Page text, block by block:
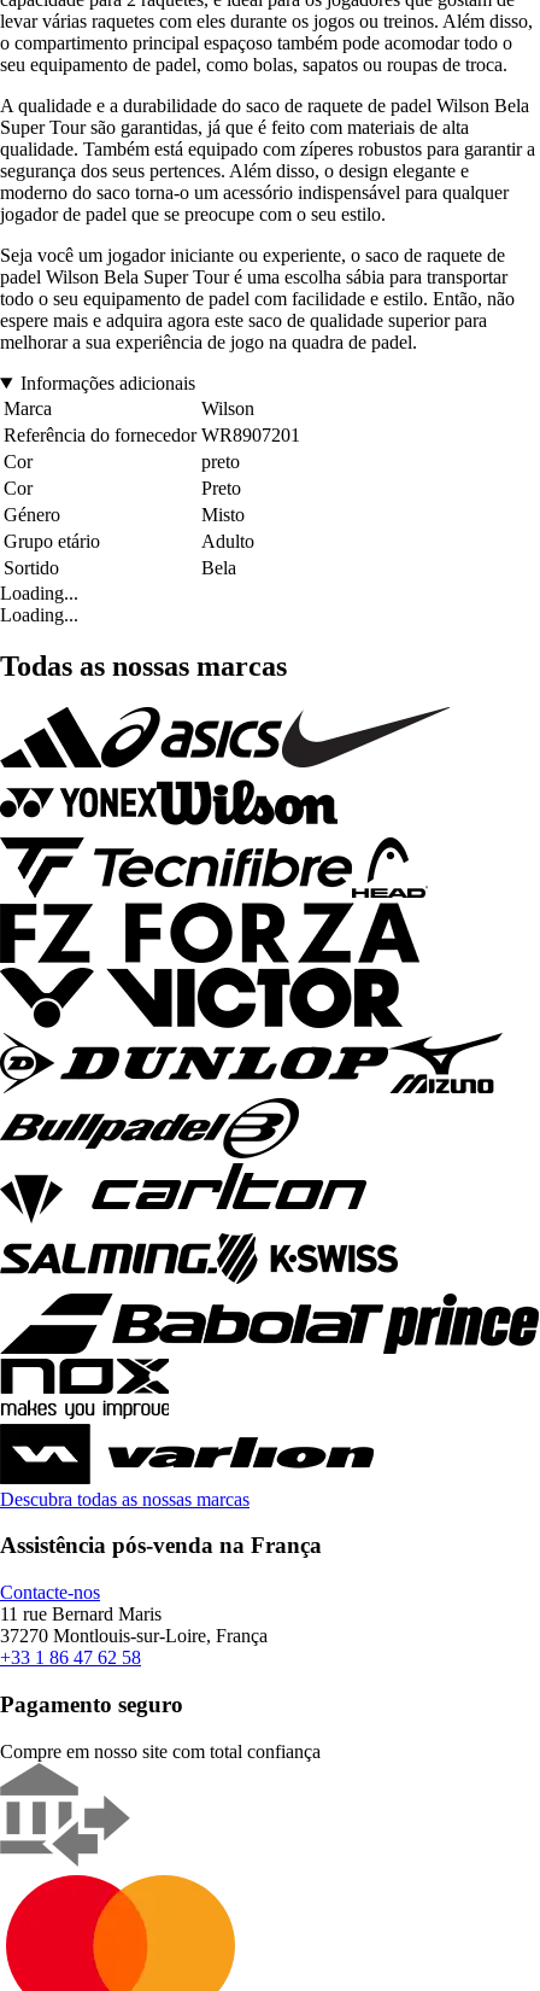
levar várias raquetes com eles durante os jogos ou treinos. Além disso,
o compartimento principal espaçoso também pode acomodar todo o
seu equipamento de padel, como bolas, sapatos ou roupas de troca.
A qualidade e a durabilidade do saco de raquete de padel Wilson Bela
Super Tour são garantidas, já que é feito com materiais de alta
qualidade. Também está equipado com zíperes robustos para garantir a
segurança dos seus pertences. Além disso, o design elegante e
moderno do saco torna-o um acessório indispensável para qualquer
jogador de padel que se preocupe com o seu estilo.
Seja você um jogador iniciante ou experiente, o saco de raquete de
padel Wilson Bela Super Tour é uma escolha sábia para transportar
todo o seu equipamento de padel com facilidade e estilo. Então, não
espere mais e adquira agora este saco de qualidade superior para
melhorar a sua experiência de jogo na quadra de padel.
Informações adicionais
Marca
Wilson
Referência do fornecedor WR8907201
Cor
preto
Cor
Preto
Género
Misto
Grupo etário
Adulto
Sortido
Bela
Loading...
Loading...
Todas as nossas marcas
Descubra todas as nossas marcas
Assistência pós-venda na França
Contacte-nos
11 rue Bernard Maris
37270 Montlouis-sur-Loire, França
+33 1 86 47 62 58
Pagamento seguro
Compre em nosso site com total confiança